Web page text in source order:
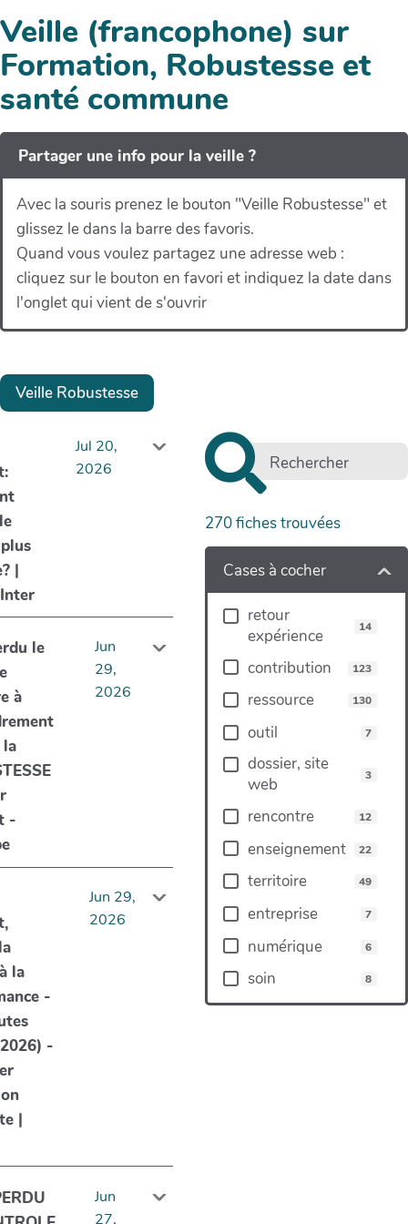
Veille (francophone) sur
Formation, Robustesse et
santé commune
Partager une info pour la veille ?
Avec la souris prenez le bouton "Veille Robustesse" et
glissez le dans la barre des favoris.
Quand vous voulez partagez une adresse web :
cliquez sur le bouton en favori et indiquez la date dans
l'onglet qui vient de s'ouvrir
Veille Robustesse
270fiches trouvées
Cases à cocher
retour
expérience
14
contribution 123
ressource 130
outil 7
dossier, site
web
3
rencontre 12
enseignement 22
territoire 49
entreprise 7
numérique 6
soin 8
|
Jul 20,
2026
le
à
la
-
Jun
29,
2026
la
-
-
|
Jun 29,
2026
Jun
27,